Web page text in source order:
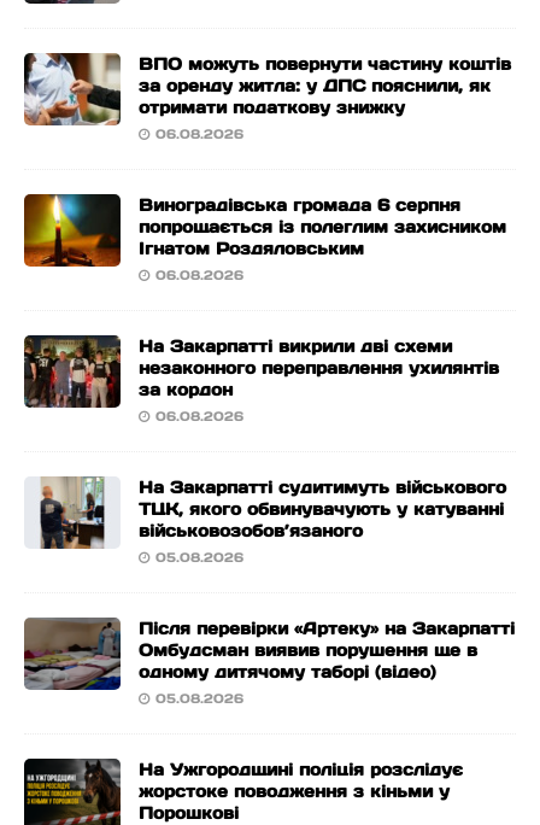
ВПО можуть повернути частину коштів
за оренду житла: у ДПС пояснили, як
отримати податкову знижку
06.08.2026
Виноградівська громада 6 серпня
попрощається із полеглим захисником
Ігнатом Роздяловським
06.08.2026
На Закарпатті викрили дві схеми
незаконного переправлення ухилянтів
за кордон
06.08.2026
На Закарпатті судитимуть військового
ТЦК, якого обвинувачують у катуванні
військовозобов’язаного
05.08.2026
Після перевірки «Артеку» на Закарпатті
Омбудсман виявив порушення ще в
одному дитячому таборі (відео)
05.08.2026
На Ужгородщині поліція розслідує
жорстоке поводження з кіньми у
Порошкові